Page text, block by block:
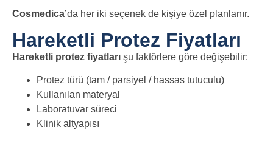
Cosmedica’da her iki seçenek de kişiye özel planlanır.
Hareketli Protez Fiyatları
Hareketli protez fiyatları şu faktörlere göre değişebilir:
Protez türü (tam / parsiyel / hassas tutuculu)
Kullanılan materyal
Laboratuvar süreci
Klinik altyapısı